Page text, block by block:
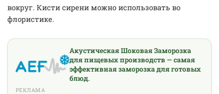
вокруг. Кисти сирени можно использовать во
флористике.
Акустическая Шоковая Заморозка
для пищевых производств — самая
эффективная заморозка для готовых
блюд.
РЕКЛАМА